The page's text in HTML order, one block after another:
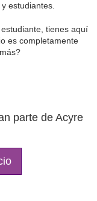
estudiantes.
tienes aquí
es completamente
parte de Acyre